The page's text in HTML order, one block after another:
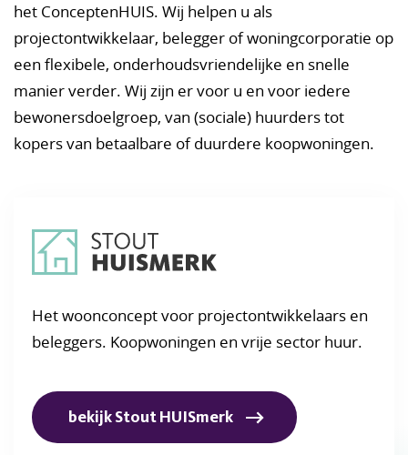
het ConceptenHUIS. Wij helpen u als
projectontwikkelaar, belegger of woningcorporatie op
een flexibele, onderhouds­vriendelijke en snelle
manier verder. Wij zijn er voor u en voor iedere
bewonersdoelgroep, van (sociale) huurders tot
kopers van betaalbare of duurdere koopwoningen.
Het woonconcept voor projectontwikkelaars en
beleggers. Koopwoningen en vrije sector huur.
bekijk Stout HUISmerk